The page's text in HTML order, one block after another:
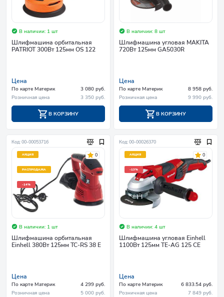
В наличии: 1 шт
Шлифмашина орбитальная
PATRIOT 300Вт 125мм OS 122
Цена
По карте Материк
3 080 руб.
Розничная цена
3 350 руб.
В КОРЗИНУ
В наличии: 8 шт
Шлифмашина угловая MAKITA
720Вт 125мм GA5030R
Цена
По карте Материк
8 958 руб.
Розничная цена
9 990 руб.
В КОРЗИНУ
Код: 00-00053716
АКЦИЯ
РАСПРОДАЖА
-14%
0
В наличии: 1 шт
Шлифмашина орбитальная
Einhell 380Вт 125мм TC-RS 38 E
Цена
По карте Материк
4 299 руб.
Розничная цена
5 000 руб.
Код: 00-00026370
АКЦИЯ
-13%
0
В наличии: 4 шт
Шлифмашина угловая Einhell
1100Вт 125мм TE-AG 125 CE
Цена
По карте Материк
6 833.54 руб.
Розничная цена
7 849 руб.